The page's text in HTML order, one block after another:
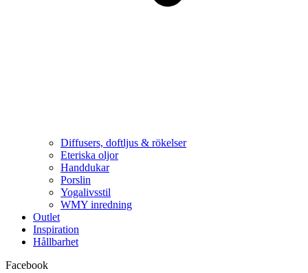
Diffusers, doftljus & rökelser
Eteriska oljor
Handdukar
Porslin
Yogalivsstil
WMY inredning
Outlet
Inspiration
Hållbarhet
Facebook